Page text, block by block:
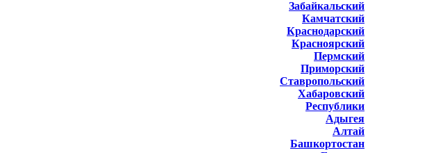
Забайкальский
Камчатский
Краснодарский
Красноярский
Пермский
Приморский
Ставропольский
Хабаровский
Республики
Адыгея
Алтай
Башкортостан